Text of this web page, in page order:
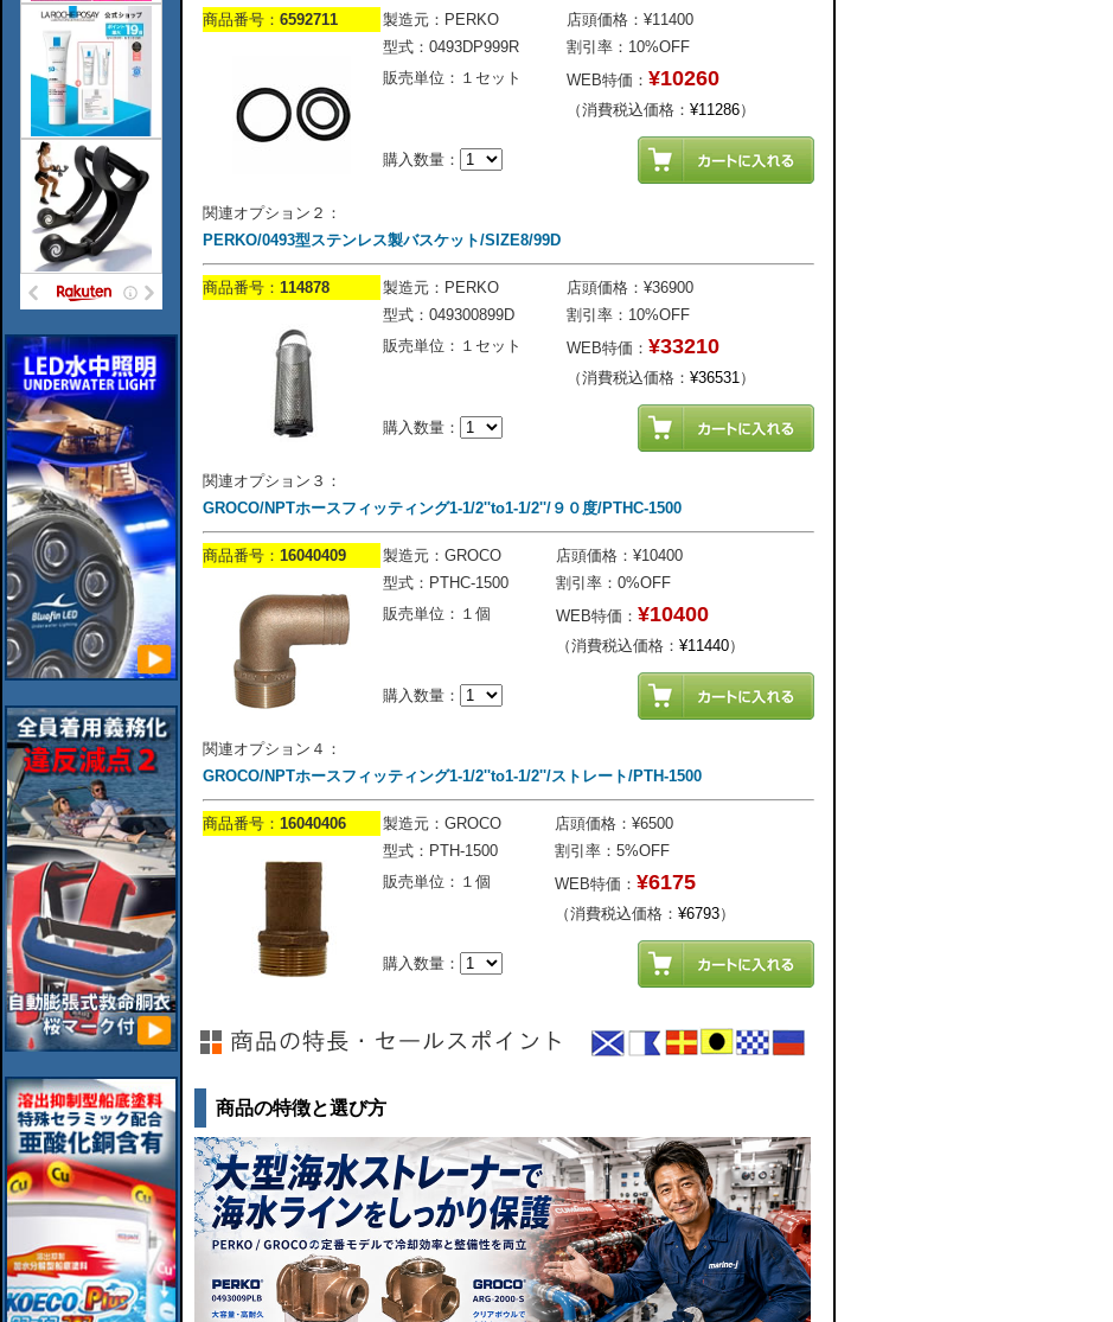
商品番号： 6592711 製造元：PERKO
店頭価格：¥11400
型式：0493DP999R
割引率：10%OFF
販売単位：１セット
WEB特価： ¥10260
（消費税込価格： ¥11286）
購入数量：
関連オプション２：
PERKO/0493型ステンレス製バスケット/SIZE8/99D
商品番号： 114878 製造元：PERKO
店頭価格：¥36900
型式：049300899D
割引率：10%OFF
販売単位：１セット
WEB特価： ¥33210
（消費税込価格： ¥36531）
購入数量：
関連オプション３：
GROCO/NPTホースフィッティング1-1/2''to1-1/2''/９０度/PTHC-1500
商品番号： 16040409 製造元：GROCO
店頭価格：¥10400
型式：PTHC-1500
割引率：0%OFF
販売単位：１個
WEB特価： ¥10400
（消費税込価格： ¥11440）
購入数量：
関連オプション４：
GROCO/NPTホースフィッティング1-1/2''to1-1/2''/ストレート/PTH-1500
商品番号： 16040406 製造元：GROCO
店頭価格：¥6500
型式：PTH-1500
割引率：5%OFF
販売単位：１個
WEB特価： ¥6175
（消費税込価格： ¥6793）
購入数量：
商品の特徴と選び方